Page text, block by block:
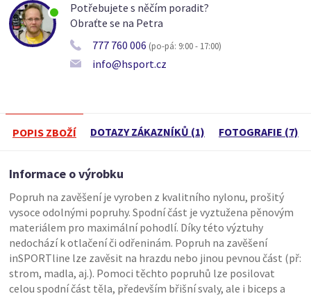
Potřebujete s něčím poradit?
Obraťte se na Petra
777 760 006 (po-pá: 9:00 - 17:00)
info@hsport.cz
POPIS ZBOŽÍ DOTAZY ZÁKAZNÍKŮ (1) FOTOGRAFIE (7)
Informace o výrobku
Popruh na zavěšení je vyroben z kvalitního nylonu, prošitý
vysoce odolnými popruhy. Spodní část je vyztužena pěnovým
materiálem pro maximální pohodlí. Díky této výztuhy
nedochází k otlačení či odřeninám. Popruh na zavěšení
inSPORTline lze zavěsit na hrazdu nebo jinou pevnou část (př:
strom, madla, aj.). Pomoci těchto popruhů lze posilovat
celou spodní část těla, především břišní svaly, ale i biceps a